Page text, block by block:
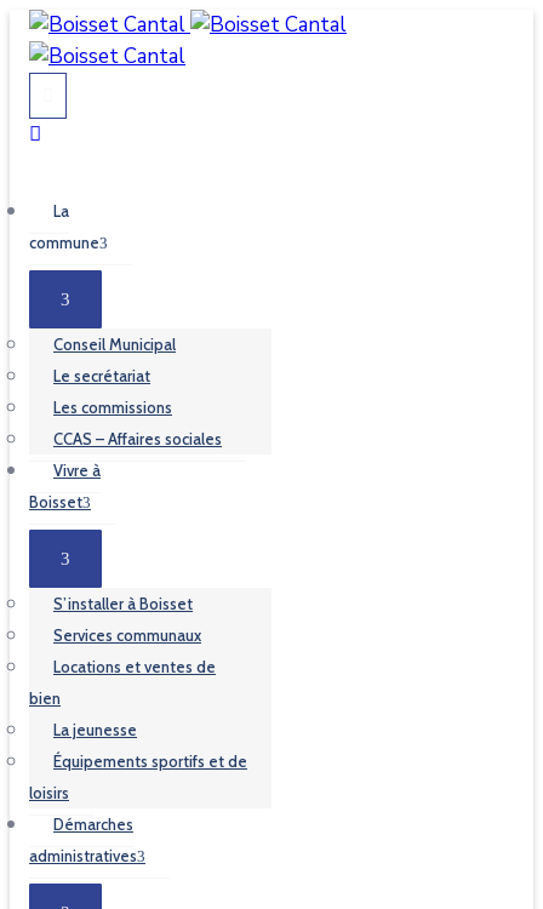
La
commune
Conseil Municipal
Le secrétariat
Les commissions
CCAS – Affaires sociales
Vivre à
Boisset
S’installer à Boisset
Services communaux
Locations et ventes de
bien
La jeunesse
Équipements sportifs et de
loisirs
Démarches
administratives